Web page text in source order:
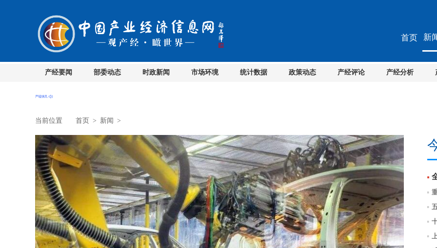
首页 新
产经要闻 部委动态 时政新闻 市场环境 统计数据 政策动态 产经评论 产经分析
当前位置 首页 > 新闻 >